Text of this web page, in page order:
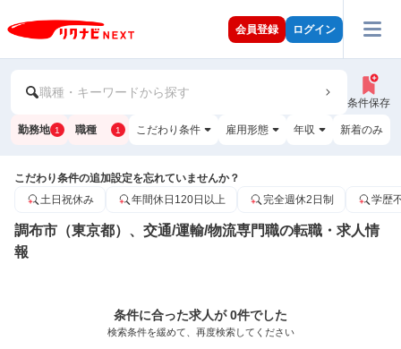
会員登録 ログイン
職種・キーワードから探す
条件保存
勤務地 1 職種 1 こだわり条件 雇用形態 年収 新着のみ
こだわり条件の追加設定を忘れていませんか？
土日祝休み
年間休日120日以上 完全週休2日制 学歴
調布市（東京都）、交通/運輸/物流専門職の転職・求人情
報
条件に合った求人が 0件でした
検索条件を緩めて、再度検索してください